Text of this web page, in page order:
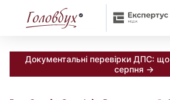
Документальні перевірки ДПС: що
серпня →